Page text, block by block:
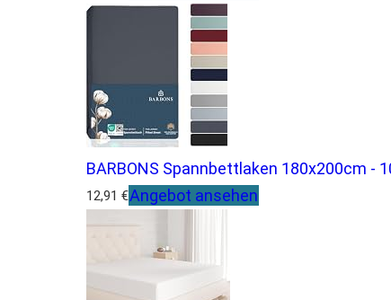
BARBONS Spannbettlaken 180x200cm -
12,91 €Angebot ansehen